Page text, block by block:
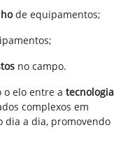
de equipamentos;
no campo.
o elo entre a tecnologia
complexos em
dia a dia, promovendo